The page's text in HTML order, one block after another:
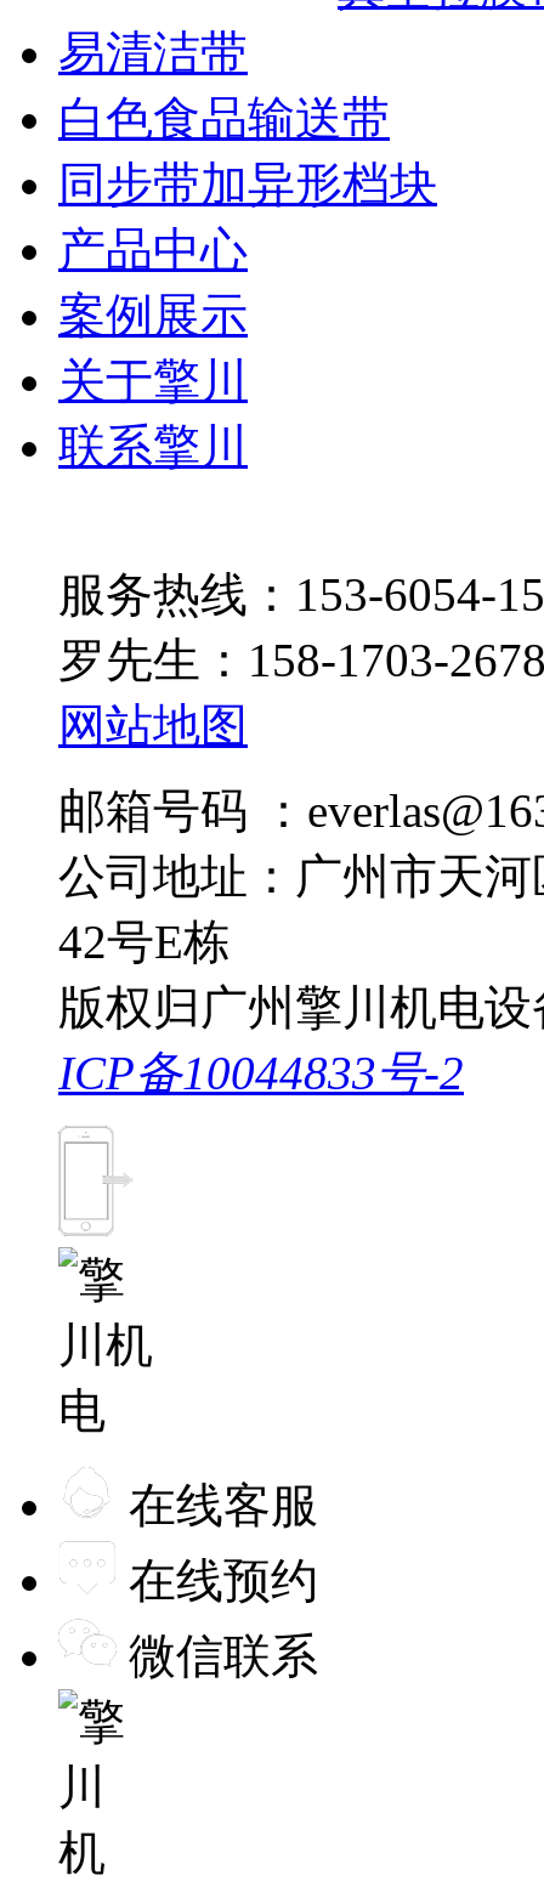
易清洁带
白色食品输送带
同步带加异形档块
产品中心
案例展示
关于擎川
联系擎川
服务热线：153-6054-
罗先生：158-1703-
网站地图
邮箱号码 ：
公司地址：广州市天
42号E栋
版权归广州擎川机电
ICP备10044833号-2
在线客服
在线预约
微信联系